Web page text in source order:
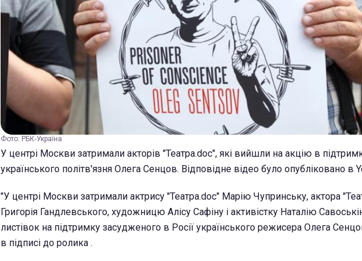
Фото: РБК-Україна
У центрі Москви затримали акторів "Teaтра.doc", які вийшли на акцію в
українського політв'язня Олега Сенцов. Відповідне відео було опубліковано в
"У центрі Москви затримали актрису "Teaтра.doc" Марію Чупринську, актора
Григорія Гандлевського, художницю Алісу Сафіну і активістку Наталію
листівок на підтримку засудженого в Росії українського режисера Олега
в підписі до ролика .